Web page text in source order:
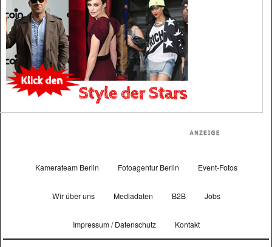
Kamerateam Berlin Fotoagentur Berlin Event-Fotos
Wir über uns Mediadaten B2B Jobs
Impressum / Datenschutz Kontakt